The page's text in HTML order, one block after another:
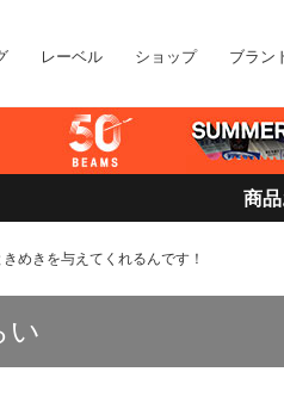
レーベル ショップ ブラン
商
きめきを与えてくれるんです！
い